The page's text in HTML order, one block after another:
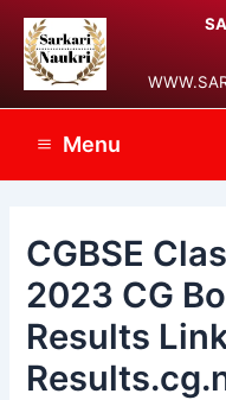
Skip
content
Main
Menu
Menu
CGBSE
2023 CG
Results
Post
navigation